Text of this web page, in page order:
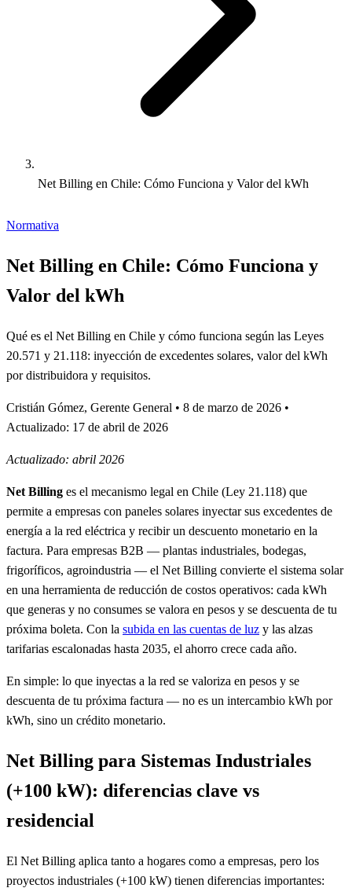
Net Billing en Chile: Cómo Funciona y Valor del kWh
Normativa
Net Billing en Chile: Cómo Funciona y
Valor del kWh
Qué es el Net Billing en Chile y cómo funciona según las Leyes
20.571 y 21.118: inyección de excedentes solares, valor del kWh
por distribuidora y requisitos.
Cristián Gómez, Gerente General • 8 de marzo de 2026 •
Actualizado: 17 de abril de 2026
Actualizado: abril 2026
Net Billing es el mecanismo legal en Chile (Ley 21.118) que
permite a empresas con paneles solares inyectar sus excedentes de
energía a la red eléctrica y recibir un descuento monetario en la
factura. Para empresas B2B — plantas industriales, bodegas,
frigoríficos, agroindustria — el Net Billing convierte el sistema solar
en una herramienta de reducción de costos operativos: cada kWh
que generas y no consumes se valora en pesos y se descuenta de tu
próxima boleta. Con la subida en las cuentas de luz y las alzas
tarifarias escalonadas hasta 2035, el ahorro crece cada año.
En simple: lo que inyectas a la red se valoriza en pesos y se
descuenta de tu próxima factura — no es un intercambio kWh por
kWh, sino un crédito monetario.
Net Billing para Sistemas Industriales
(+100 kW): diferencias clave vs
residencial
El Net Billing aplica tanto a hogares como a empresas, pero los
proyectos industriales (+100 kW) tienen diferencias importantes: